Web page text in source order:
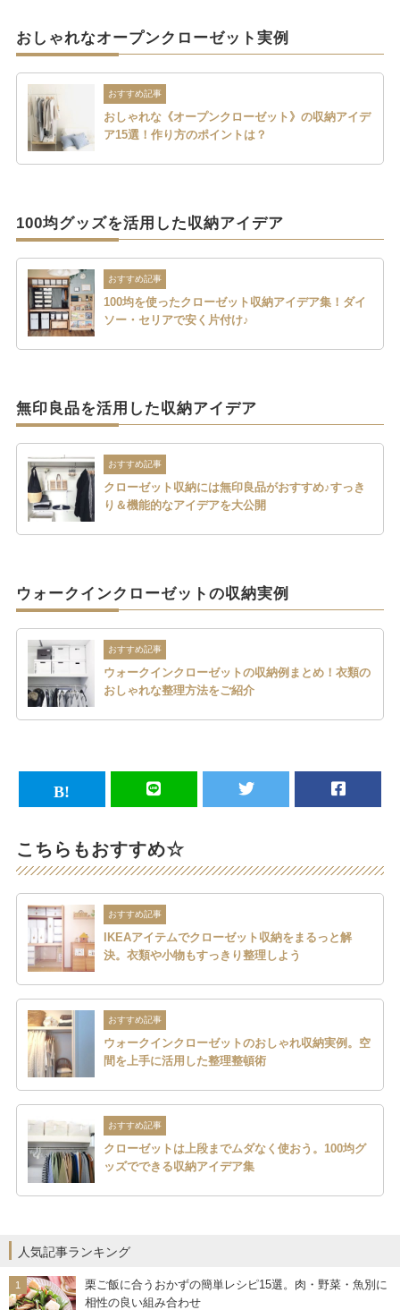
おしゃれなオープンクローゼット実例
おすすめ記事
おしゃれな《オープンクローゼット》の収納アイデ
ア15選！作り方のポイントは？
100均グッズを活用した収納アイデア
おすすめ記事
100均を使ったクローゼット収納アイデア集！ダイ
ソー・セリアで安く片付け♪
無印良品を活用した収納アイデア
おすすめ記事
クローゼット収納には無印良品がおすすめ♪すっき
り＆機能的なアイデアを大公開
ウォークインクローゼットの収納実例
おすすめ記事
ウォークインクローゼットの収納例まとめ！衣類の
おしゃれな整理方法をご紹介
こちらもおすすめ☆
おすすめ記事
IKEAアイテムでクローゼット収納をまるっと解
決。衣類や小物もすっきり整理しよう
おすすめ記事
ウォークインクローゼットのおしゃれ収納実例。空
間を上手に活用した整理整頓術
おすすめ記事
クローゼットは上段までムダなく使おう。100均グ
ッズでできる収納アイデア集
人気記事ランキング
栗ご飯に合うおかずの簡単レシピ15選。肉・野菜・魚別に
相性の良い組み合わせ